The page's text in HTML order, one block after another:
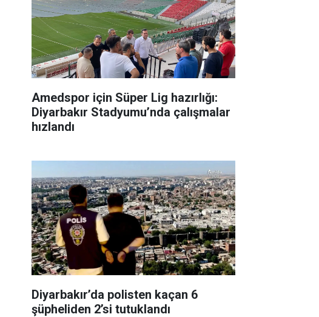
Amedspor için Süper Lig hazırlığı:
Diyarbakır Stadyumu’nda çalışmalar
hızlandı
Diyarbakır’da polisten kaçan 6
şüpheliden 2’si tutuklandı